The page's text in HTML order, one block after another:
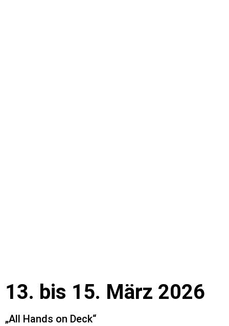
13. bis 15. März 2026
„All Hands on Deck“